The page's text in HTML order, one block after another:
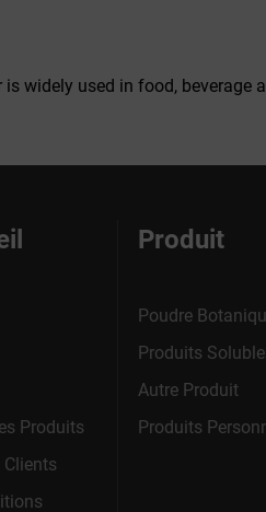
is widely used in food, beverage
Produits
Produit
Poudre
Produits
Autre Produit
Produits